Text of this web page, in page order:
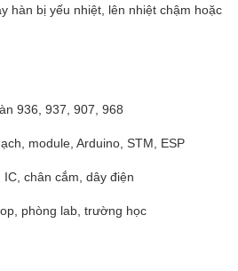
hàn bị yếu nhiệt, lên nhiệt chậm hoặc
936, 937, 907, 968
module, Arduino, STM, ESP
chân cắm, dây điện
phòng lab, trường học